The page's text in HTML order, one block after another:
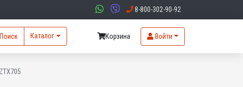
8-800-302-90-92
Поиск Каталог Корзина Войти